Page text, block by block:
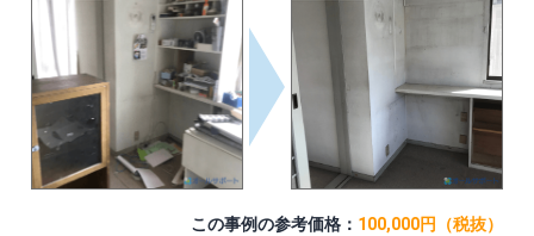
この事例の参考価格： 100,000円（税抜）